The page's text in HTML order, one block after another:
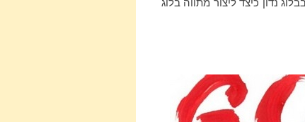
נדון כיצד ליצור מתווה בלוג